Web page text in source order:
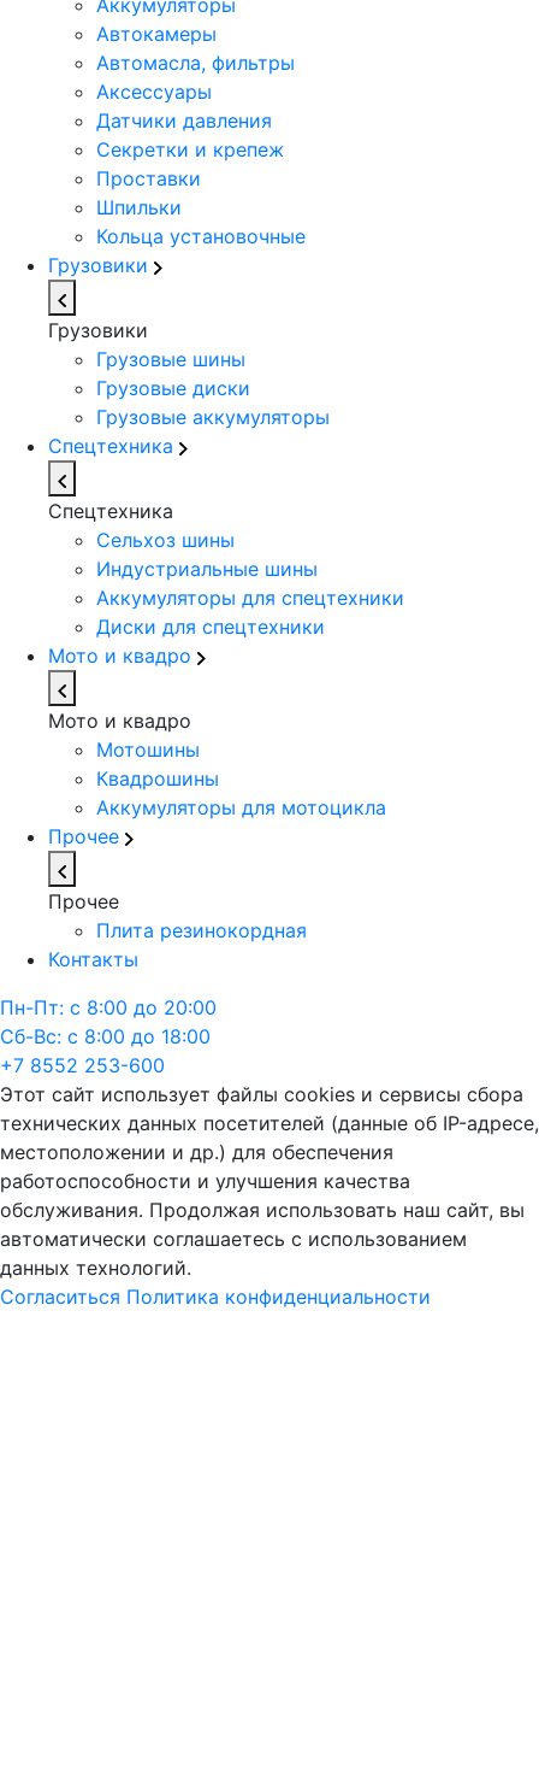
Аккумуляторы
Автокамеры
Автомасла, фильтры
Аксессуары
Датчики давления
Секретки и крепеж
Проставки
Шпильки
Кольца установочные
Грузовики
Грузовики
Грузовые шины
Грузовые диски
Грузовые аккумуляторы
Спецтехника
Спецтехника
Сельхоз шины
Индустриальные шины
Аккумуляторы для спецтехники
Диски для спецтехники
Мото и квадро
Мото и квадро
Мотошины
Квадрошины
Аккумуляторы для мотоцикла
Прочее
Прочее
Плита резинокордная
Контакты
Пн-Пт: с 8:00 до 20:00
Сб-Вс: с 8:00 до 18:00
+7 8552 253-600
Этот сайт использует файлы cookies и сервисы сбора
технических данных посетителей (данные об IP-адресе,
местоположении и др.) для обеспечения
работоспособности и улучшения качества
обслуживания. Продолжая использовать наш сайт, вы
автоматически соглашаетесь с использованием
данных технологий.
Согласиться Политика конфиденциальности